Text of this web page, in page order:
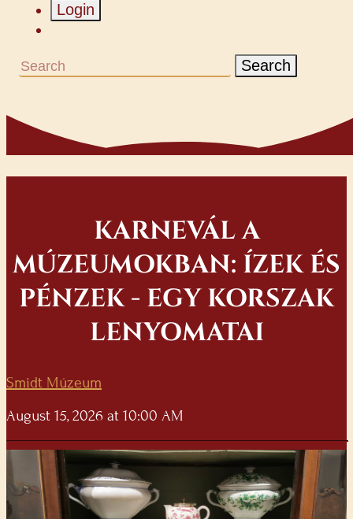
Login
Search
KARNEVÁL A
MÚZEUMOKBAN: ÍZEK ÉS
PÉNZEK - EGY KORSZAK
LENYOMATAI
Smidt Múzeum
August 15, 2026 at 10:00 AM